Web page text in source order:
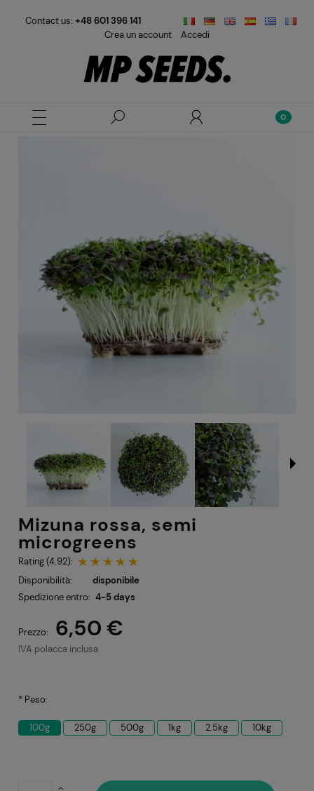
Contact us: +48 601 396 141
Crea un account
Accedi
Mizuna rossa, semi
microgreens
Rating (4.92):
Disponibilità:
disponibile
Spedizione entro: 4-5 days
Prezzo: 6,50 €
IVA polacca inclusa
* Peso:
100g 250g 500g 1kg 2.5kg 10kg